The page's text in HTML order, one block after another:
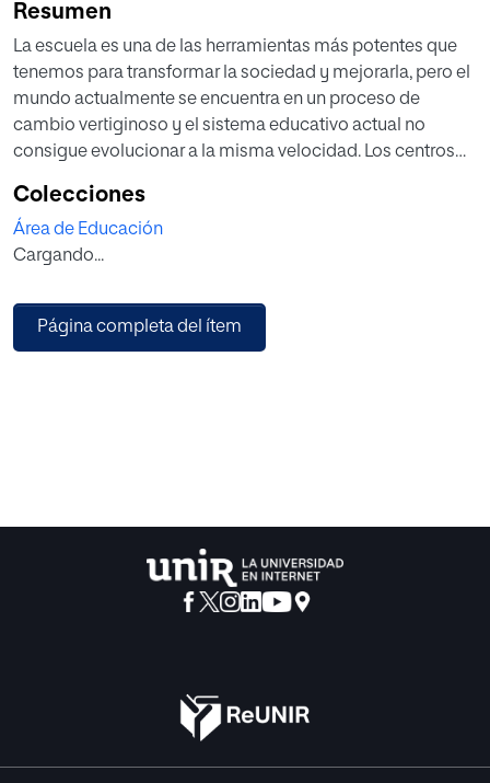
Resumen
La escuela es una de las herramientas más potentes que
tenemos para transformar la sociedad y mejorarla, pero el
mundo actualmente se encuentra en un proceso de
cambio vertiginoso y el sistema educativo actual no
consigue evolucionar a la misma velocidad. Los centros
modelo de escuela, por uno mejor que no solo se adapte a
la situación actual sino que abra nuevos caminos. En el
presente trabajo se realiza un estudio de las escuelas
mejores resultados, alumnos más felices, más preparados
y más preocupados por la transformación social. Estos
Colecciones
Área de Educación
Cargando...
Página completa del ítem